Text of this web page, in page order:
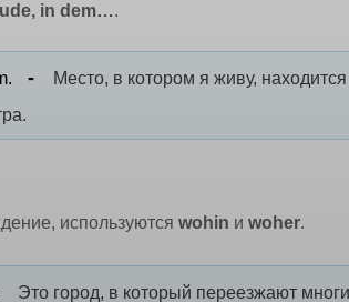
in dem….
Место, в котором я живу, находится
используются wohin и woher.
Это город, в который переезжают